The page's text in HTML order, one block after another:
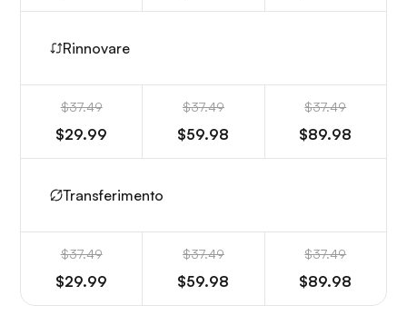
Rinnovare
$37.49
$29.99
$37.49
$59.98
$37.49
$89.98
Transferimento
$37.49
$29.99
$37.49
$59.98
$37.49
$89.98